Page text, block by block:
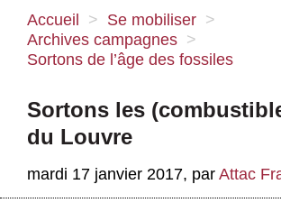
Attac ?
Se mobiliser
Agenda
Accueil > Se mobiliser >
Archives campagnes >
Sortons de l’âge des fossiles
Sortons les
du Louvre
mardi 17 janvier 2017, par Attac